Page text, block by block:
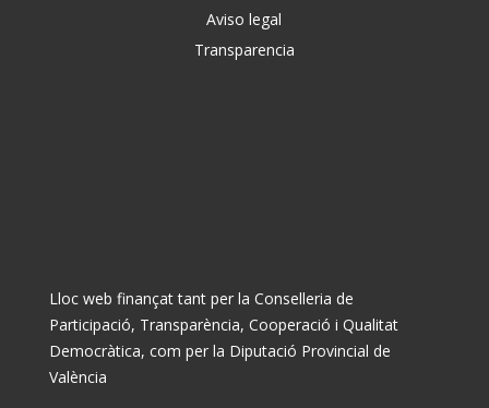
Aviso legal
Transparencia
Lloc web finançat tant per la Conselleria de
Participació, Transparència, Cooperació i Qualitat
Democràtica, com per la Diputació Provincial de
València